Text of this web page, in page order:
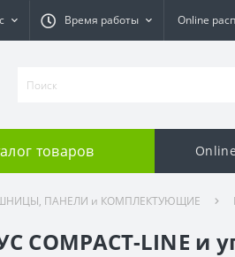
Время работы Online
товаров
ПАНЕЛИ и КОМПЛЕКТУЮЩИЕ
COMPACT-LINE и